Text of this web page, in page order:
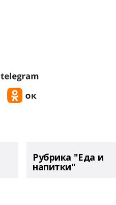
Рубрика "Еда и
напитки"